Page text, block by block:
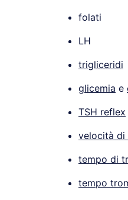
folati
LH
trigliceridi
glicemia e
TSH reflex
velocità di
tempo di
tempo